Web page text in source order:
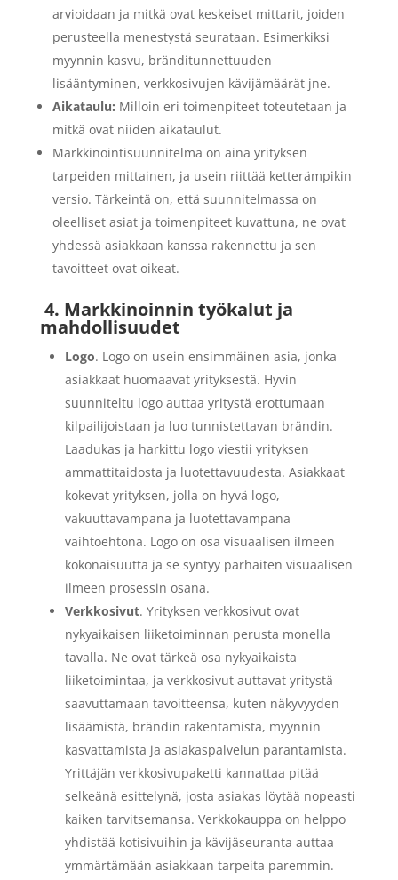
arvioidaan ja mitkä ovat keskeiset mittarit, joiden
perusteella menestystä seurataan. Esimerkiksi
myynnin kasvu, bränditunnettuuden
lisääntyminen, verkkosivujen kävijämäärät jne.
Aikataulu: Milloin eri toimenpiteet toteutetaan ja
mitkä ovat niiden aikataulut.
Markkinointisuunnitelma on aina yrityksen
tarpeiden mittainen, ja usein riittää ketterämpikin
versio. Tärkeintä on, että suunnitelmassa on
oleelliset asiat ja toimenpiteet kuvattuna, ne ovat
yhdessä asiakkaan kanssa rakennettu ja sen
tavoitteet ovat oikeat.
4. Markkinoinnin työkalut ja
mahdollisuudet
Logo. Logo on usein ensimmäinen asia, jonka
asiakkaat huomaavat yrityksestä. Hyvin
suunniteltu logo auttaa yritystä erottumaan
kilpailijoistaan ja luo tunnistettavan brändin.
Laadukas ja harkittu logo viestii yrityksen
ammattitaidosta ja luotettavuudesta. Asiakkaat
kokevat yrityksen, jolla on hyvä logo,
vakuuttavampana ja luotettavampana
vaihtoehtona. Logo on osa visuaalisen ilmeen
kokonaisuutta ja se syntyy parhaiten visuaalisen
ilmeen prosessin osana.
Verkkosivut. Yrityksen verkkosivut ovat
nykyaikaisen liiketoiminnan perusta monella
tavalla. Ne ovat tärkeä osa nykyaikaista
liiketoimintaa, ja verkkosivut auttavat yritystä
saavuttamaan tavoitteensa, kuten näkyvyyden
lisäämistä, brändin rakentamista, myynnin
kasvattamista ja asiakaspalvelun parantamista.
Yrittäjän verkkosivupaketti kannattaa pitää
selkeänä esittelynä, josta asiakas löytää nopeasti
kaiken tarvitsemansa. Verkkokauppa on helppo
yhdistää kotisivuihin ja kävijäseuranta auttaa
ymmärtämään asiakkaan tarpeita paremmin.